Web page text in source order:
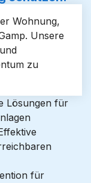
Wohnung,
Unsere
zu
Lösungen für
für